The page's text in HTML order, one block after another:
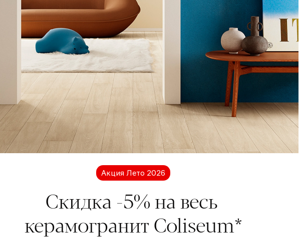
Нужно больше информации?
Мы на связи
с нами для получения дополнительной информации о
Coliseum. Мы будем рады ответить на ваши вопросы.
Акция Лето 2026
Скидка -5% на весь
керамогранит Coliseum*